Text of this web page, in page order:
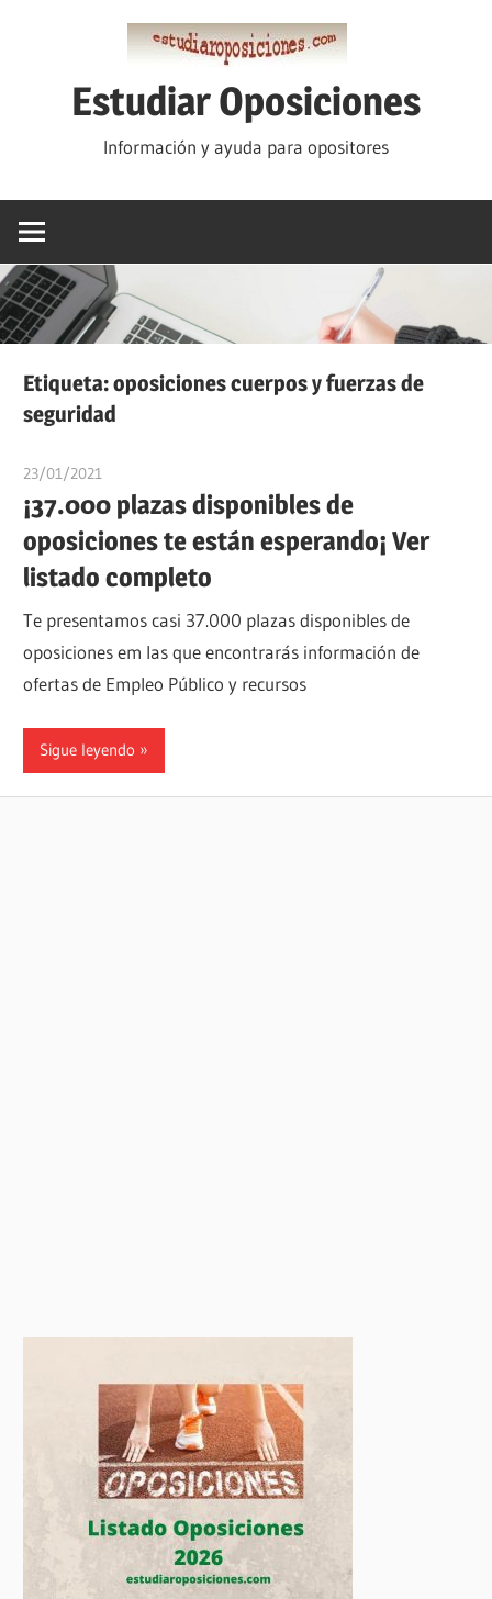
Estudiar Oposiciones
Información y ayuda para opositores
Etiqueta:oposiciones cuerpos y fuerzas de
seguridad
23/01/2021
¡37.000 plazas disponibles de
oposiciones te están esperando¡ Ver
listado completo
Te presentamos casi 37.000 plazas disponibles de
oposiciones em las que encontrarás información de
ofertas de Empleo Público y recursos
Sigue leyendo